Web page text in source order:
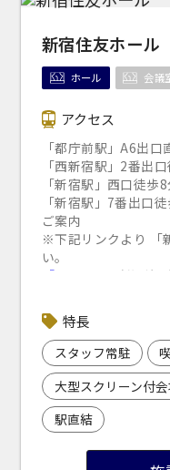
新宿住友ホール
ホール 会議
アクセス
「都庁前駅」A6出口
「西新宿駅」2番出
「新宿駅」西口徒歩
「新宿駅」7番出口
ご案内
※下記リンクより 「
い。
「s-park
（公財
特長
スタッフ常駐
大型スクリーン付
駅直結
選択してい